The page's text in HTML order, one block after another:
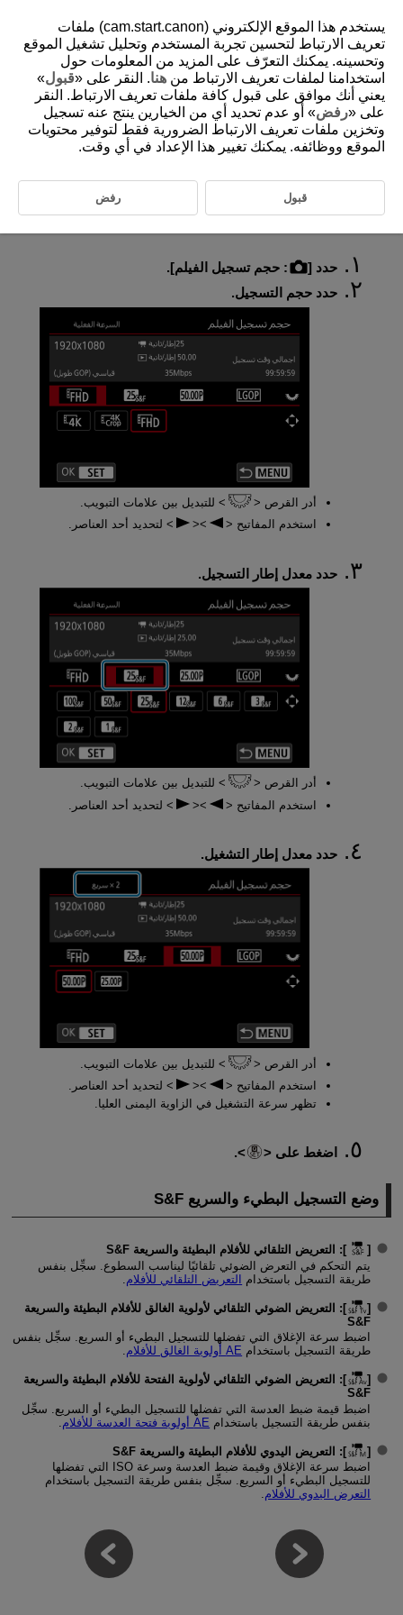
D375-037
التسجيل بحركة بطيئة/سريعة
وضع التسجيل البطيء والسريع S&F
بالحركة البطيئة أو السريعة. لن يتم تسجيل الصوت. اضبط سرعة الحركة
البطيئة أو السريعة (سرعة التشغيل) في [
:حجم تسجيل الفيلم].
حدد [ : حجم تسجيل الفيلم].
حدد حجم التسجيل.
أدر القرص
للتبديل بين علامات التبويب.
استخدم المفاتيح
لتحديد أحد العناصر.
حدد معدل إطار التسجيل.
أدر القرص
للتبديل بين علامات التبويب.
استخدم المفاتيح
لتحديد أحد العناصر.
حدد معدل إطار التشغيل.
أدر القرص
للتبديل بين علامات التبويب.
استخدم المفاتيح
لتحديد أحد العناصر.
تظهر سرعة التشغيل في الزاوية اليمنى العليا.
اضغط على .
وضع التسجيل البطيء والسريع S&F
[
]: التعريض التلقائي للأفلام البطيئة والسريعة S&F
يتم التحكم في التعرض الضوئي تلقائيًا ليناسب السطوع. سجِّل بنفس
طريقة التسجيل باستخدام
التعريض التلقائي للأفلام.
[
]: التعريض الضوئي التلقائي لأولوية الغالق للأفلام البطيئة والسريعة
S&F
اضبط سرعة الإغلاق التي تفضلها للتسجيل البطيء أو السريع. سجِّل بنفس
طريقة التسجيل باستخدام AE أولوية الغالق للأفلام .
[
]: التعريض الضوئي التلقائي لأولوية الفتحة للأفلام البطيئة والسريعة
S&F
اضبط قيمة ضبط العدسة التي تفضلها للتسجيل البطيء أو السريع. سجِّل
بنفس طريقة التسجيل باستخدام AE أولوية فتحة العدسة للأفلام
[
]: التعريض اليدوي للأفلام البطيئة والسريعة S&F
اضبط سرعة الإغلاق وقيمة ضبط العدسة وسرعة ISO التي تفضلها
للتسجيل البطيء أو السريع. سجِّل بنفس طريقة التسجيل باستخدام
التعرض اليدوي للأفلام.
يستخدم هذا الموقع الإلكتروني (cam.start.canon) ملفات
تعريف الارتباط لتحسين تجربة المستخدم وتحليل تشغيل الموقع
وتحسينه. يمكنك التعرّف على المزيد من المعلومات حول
استخدامنا لملفات تعريف الارتباط من هنا. النقر على «قبول»
يعني أنك موافق على قبول كافة ملفات تعريف الارتباط. النقر
على «رفض» أو عدم تحديد أي من الخيارين ينتج عنه تسجيل
وتخزين ملفات تعريف الارتباط الضرورية فقط لتوفير محتويات
الموقع ووظائفه. يمكنك تغيير هذا الإعداد في أي وقت.
قبول رفض